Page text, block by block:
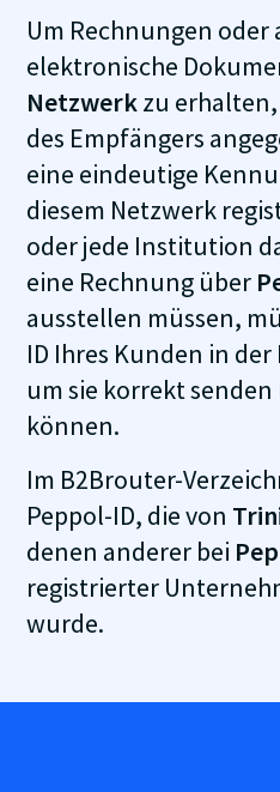
Um Rechnungen oder
elektronische
Netzwerkzu
des Empfängers
eine eindeutige
diesem Netzwerk
oder jede Institution
eine Rechnung über
ausstellen müssen,
ID Ihres Kunden in
um sie korrekt
können.
Im B2Brouter-
Peppol-ID, die von
denen anderer bei
registrierter
wurde.